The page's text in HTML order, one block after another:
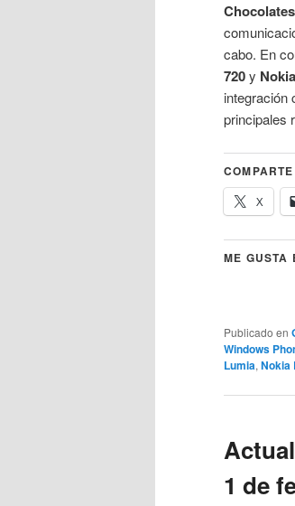
cabo. En
720y
integración
principales
X
ME GUSTA
Publicado en
Windows
Lumia, Nokia
1 de